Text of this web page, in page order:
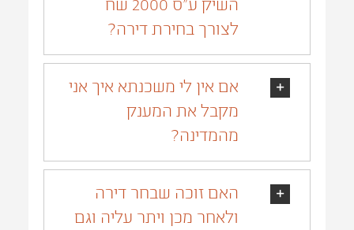
השיק ע״ס 2000 שח
לצורך בחירת דירה?
אם אין לי משכנתא איך אני
מקבל את המענק
מהמדינה?
האם זוכה שבחר דירה
ולאחר מכן ויתר עליה וגם